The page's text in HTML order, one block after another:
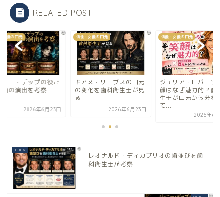
RELATED POST
女優の口元
ニー・デップの役ご
歯の演出を考察
2026年6月23日
俳優・女優の口元
キアヌ・リーブスの口元
の変化を歯科衛生士が見
る
2026年6月23日
俳優・女優の口元
ジュリア・ロバーツ
顔はなぜ魅力的？歯
生士が口元から分析
て...
2026年6
レオナルド・ディカプリオの歯並びを歯
科衛生士が考察